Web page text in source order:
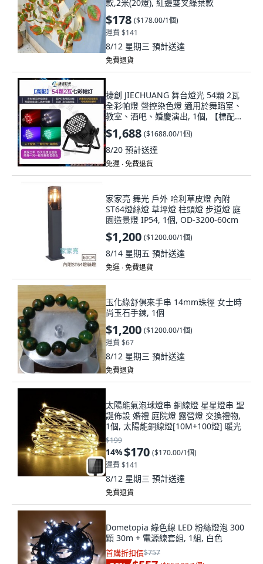
款,2米(20燈), 紅邊雙叉綠葉款
$178 ($178.00/1個)
運費 $141
8/12 星期三 預計送達
免費退貨
捷創 JIECHUANG 舞台燈光 54顆 2瓦
全彩帕燈 聲控染色燈 適用於舞蹈室、
教室、酒吧、婚慶演出, 1個, 【標配】
54顆全彩帕燈（遙控款）
$1,688 ($1688.00/1個)
8/20 預計送達
免運 ∙ 免費退貨
家家亮 舞光 戶外 哈利草皮燈 內附
ST64燈絲燈 草坪燈 柱頭燈 步道燈 庭
園造景燈 IP54, 1個, OD-3200-60cm
$1,200 ($1200.00/1個)
8/14 星期五 預計送達
免運 ∙ 免費退貨
玉化綠舒俱來手串 14mm珠徑 女士時
尚玉石手鍊, 1個
$1,200 ($1200.00/1個)
運費 $67
8/12 星期三 預計送達
免費退貨
太陽能氣泡球燈串 銅線燈 星星燈串 聖
誕佈設 婚禮 庭院燈 露營燈 交換禮物,
1個, 太陽能銅線燈[10M+100燈] 暖光
$199
14%$170 ($170.00/1個)
運費 $141
8/12 星期三 預計送達
免費退貨
Dometopia 綠色線 LED 粉絲燈泡 300
顆 30m + 電源線套組, 1組, 白色
首購折扣價$757